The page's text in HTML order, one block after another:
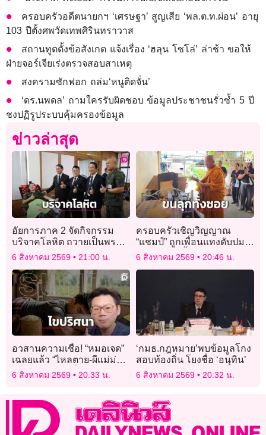
ครอบครัวอดีตนายกฯ ‘เศรษฐา’ สูญเสีย ‘พล.ต.ท.ผ่อน’ อายุ
103 ปีตั้งศพวัดเทพศิรินทราวาส
สถานทูตตั้งข้อสังเกต แจ้งเรื่อง ‘ฮลุน โซโล่’ ล่าช้า ขอให้
ฝ่ายจอร์เจียเร่งตรวจสอบสาเหตุ
สงครามซักฟอก ถล่ม‘หนูติดจั่น’
‘ดร.นพดล’ ถามใครรับผิดชอบ ข้อมูลประชาชนรั่วซ้ำ 5 ปี
ชงปฏิรูประบบคุ้มครองข้อมูล
ข่าวล่าสุด
อัยการภาค 2 จัดกิจกรรม
บริจาคโลหิต ถวายเป็นพระ
ราชกุศลฯ พร้อมเปิดให้
งานของพระองค์ภา
6 สิงหาคม 2569 21:00 น.
ครอบครัวเชิญวิญญาณ
“แชมป์” ถูกเพื่อนแทงดับปม
รักสามเส้า จี้ ตร. เร่งล่าตัว
6 สิงหาคม 2569 20:46 น.
อวสานความเชื่อ! “หมอเจด”
เฉลยแล้ว “ไหลตาย-ผีแม่ม่าย”
กินข้าวเหนียวเกี่ยวจริงไหม?
6 สิงหาคม 2569 20:33 น.
‘กมธ.กฎหมาย’พบข้อมูลโกง
สอบท้องถิ่น โยงชื่อ ‘อนุทิน’
6 สิงหาคม 2569 20:32 น.